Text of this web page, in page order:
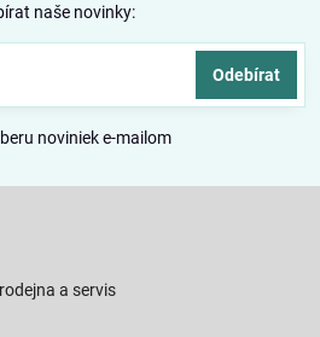
naše novinky:
Odebírat
noviniek e-mailom
a servis